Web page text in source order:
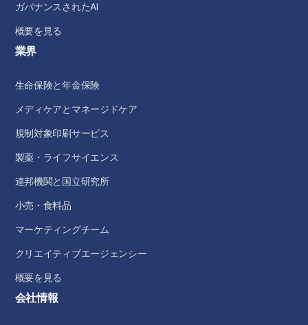
ガバナンスされたAI
概要を見る
業界
生命保険と年金保険
メディケアとマネージドケア
規制対象印刷サービス
製薬・ライフサイエンス
連邦機関と国立研究所
小売・食料品
マーケティングチーム
クリエイティブエージェンシー
概要を見る
会社情報